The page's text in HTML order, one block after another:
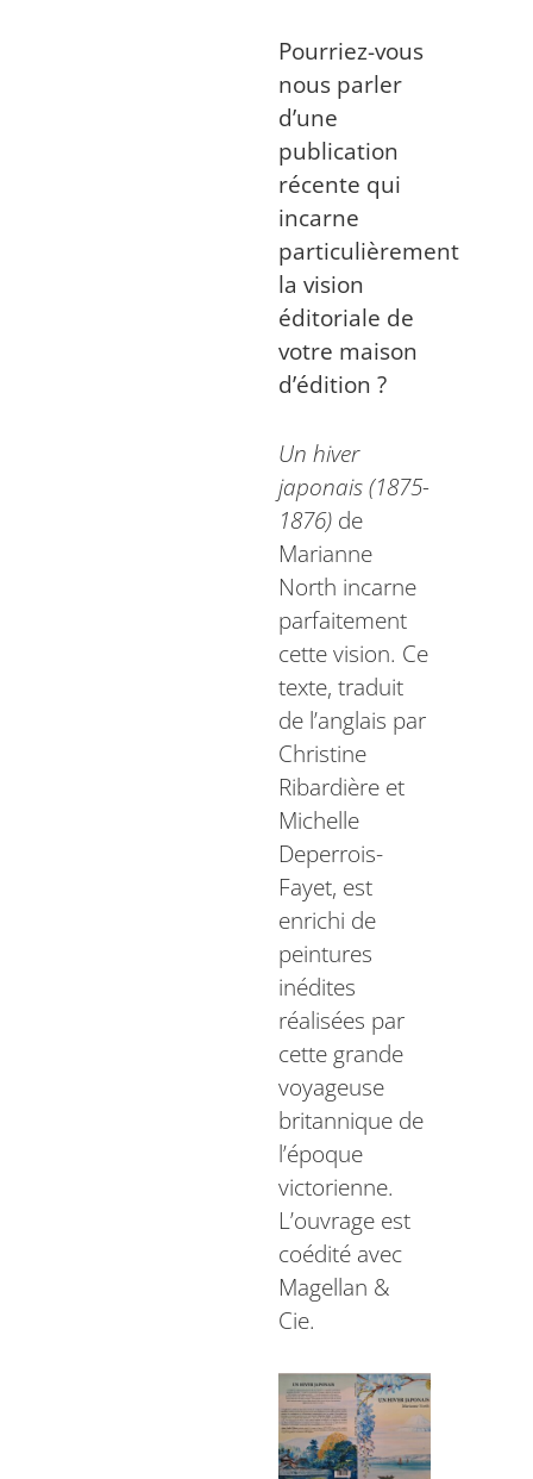
Pourriez-vous
nous parler
d’une
publication
récente qui
incarne
particulièrement
la vision
éditoriale de
votre maison
d’édition ?
Un hiver
japonais (1875-
1876) de
Marianne
North incarne
parfaitement
cette vision. Ce
texte, traduit
de l’anglais par
Christine
Ribardière et
Michelle
Deperrois-
Fayet, est
enrichi de
peintures
inédites
réalisées par
cette grande
voyageuse
britannique de
l’époque
victorienne.
L’ouvrage est
coédité avec
Magellan &
Cie.